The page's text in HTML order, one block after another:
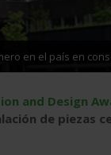
en el país en
and Design
de piezas